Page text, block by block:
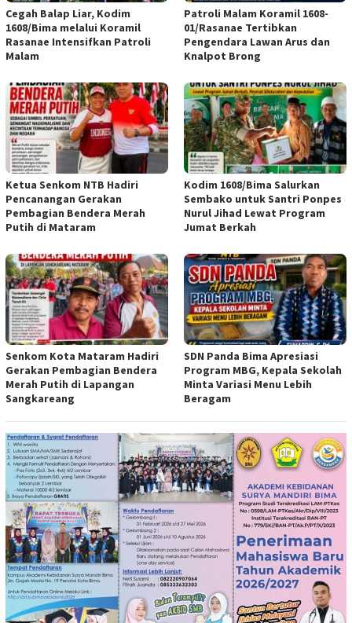
Cegah Balap Liar, Kodim
1608/Bima melalui Koramil
Rasanae Intensifkan Patroli
Malam
Patroli Malam Koramil 1608-
01/Rasanae Tertibkan
Pengendara Lawan Arus dan
Knalpot Brong
Ketua Senkom NTB Hadiri
Pencanangan Gerakan
Pembagian Bendera Merah
Putih di Mataram
Kodim 1608/Bima Salurkan
Sembako untuk Santri Ponpes
Nurul Jihad Lewat Program
Jumat Berkah
Senkom Kota Mataram Hadiri
Gerakan Pembagian Bendera
Merah Putih di Lapangan
Sangkareang
SDN Panda Bima Apresiasi
Program MBG, Kepala Sekolah
Minta Variasi Menu Lebih
Beragam